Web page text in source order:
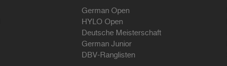
German Open
HYLO Open
Deutsche Meisterschaft
German Junior
DBV-Ranglisten